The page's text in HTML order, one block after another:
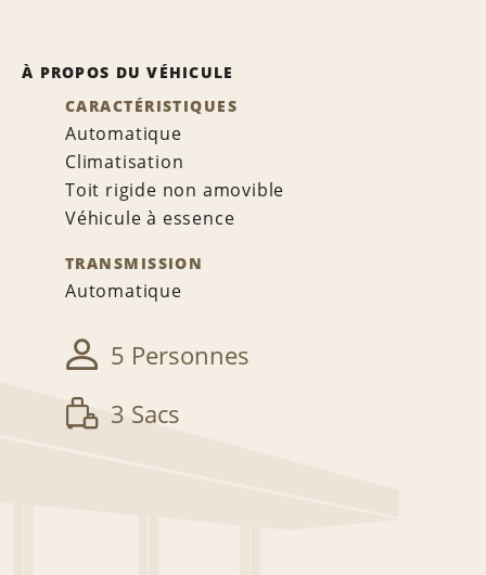
À PROPOS DU VÉHICULE
CARACTÉRISTIQUES
Automatique
Climatisation
Toit rigide non amovible
Véhicule à essence
TRANSMISSION
Automatique
5 Personnes
3 Sacs